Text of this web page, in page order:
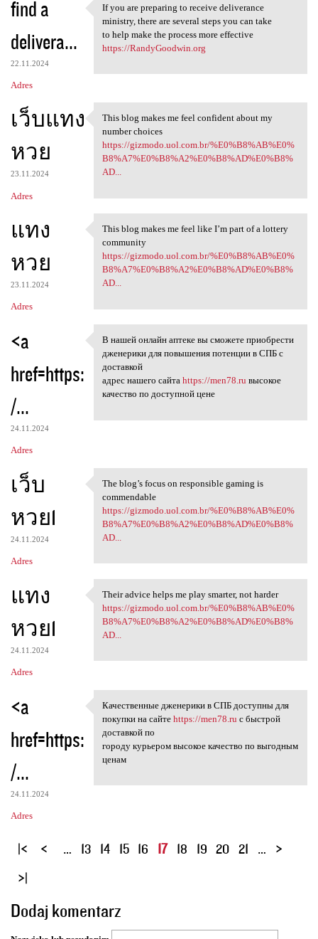
find a
delivera...
22.11.2024
Adres
If you are preparing to
If you are preparing to receive deliverance
ministry, there are several steps you can take
to help make the process more effective
https://RandyGoodwin.org
เว็บแทง
หวย
23.11.2024
Adres
This blog makes me feel
This blog makes me feel confident about my
number choices
https://gizmodo.uol.com.br/%E0%B8%AB%E0%
B8%A7%E0%B8%A2%E0%B8%AD%E0%B8%
AD...
แทง
หวย
23.11.2024
Adres
This blog makes me feel like
This blog makes me feel like I’m part of a lottery
community
https://gizmodo.uol.com.br/%E0%B8%AB%E0%
B8%A7%E0%B8%A2%E0%B8%AD%E0%B8%
AD...
<a
href=https:
/...
24.11.2024
Adres
В нашей онлайн аптеке вы
В нашей онлайн аптеке вы сможете приобрести
дженерики для повышения потенции в СПБ с
доставкой
адрес нашего сайта https://men78.ru высокое
качество по доступной цене
เว็บ
หวย1
24.11.2024
Adres
The blog’s focus on
The blog’s focus on responsible gaming is
commendable
https://gizmodo.uol.com.br/%E0%B8%AB%E0%
B8%A7%E0%B8%A2%E0%B8%AD%E0%B8%
AD...
แทง
หวย1
24.11.2024
Adres
Their advice helps me play
Their advice helps me play smarter, not harder
https://gizmodo.uol.com.br/%E0%B8%AB%E0%
B8%A7%E0%B8%A2%E0%B8%AD%E0%B8%
AD...
<a
href=https:
/...
24.11.2024
Adres
Качественные дженерики в СПБ
Качественные дженерики в СПБ доступны для
покупки на сайте https://men78.ru с быстрой
доставкой по
городу курьером высокое качество по выгодным
ценам
S
o
n
… 13 14 15 16 17 18 19 20 21 …
Dodaj komentarz